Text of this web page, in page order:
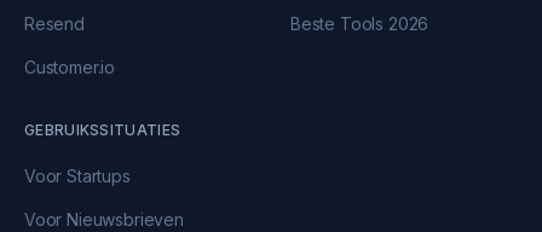
Resend
Customer.io
Beste Tools 2026
GEBRUIKSSITUATIES
Voor Startups
Voor Nieuwsbrieven